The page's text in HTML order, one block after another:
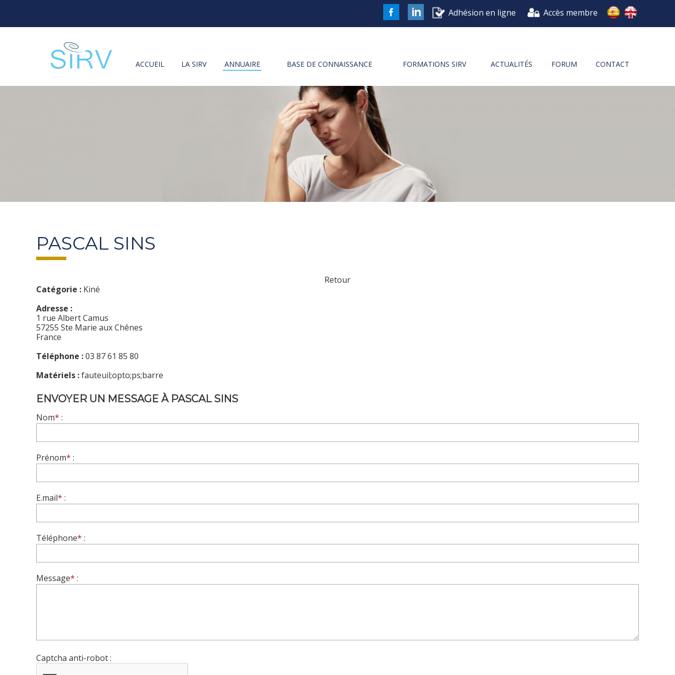
Accès membre
Adhésion en ligne
ACCUEIL LA SIRV ANNUAIRE BASE DE CONNAISSANCE FORMATIONS SIRV ACTUALITÉS FORUM CONTACT
PASCAL SINS
Retour
Catégorie : Kiné
Adresse :
1 rue Albert Camus
57255 Ste Marie aux Chênes
France
Téléphone :03 87 61 85 80
Matériels :fauteuil;opto;ps;barre
ENVOYER UN MESSAGE À PASCAL SINS
Nom* :
Prénom* :
E.mail* :
Téléphone* :
Message* :
Captcha anti-robot :